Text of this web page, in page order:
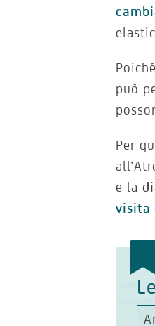
può
Per
e la
visita